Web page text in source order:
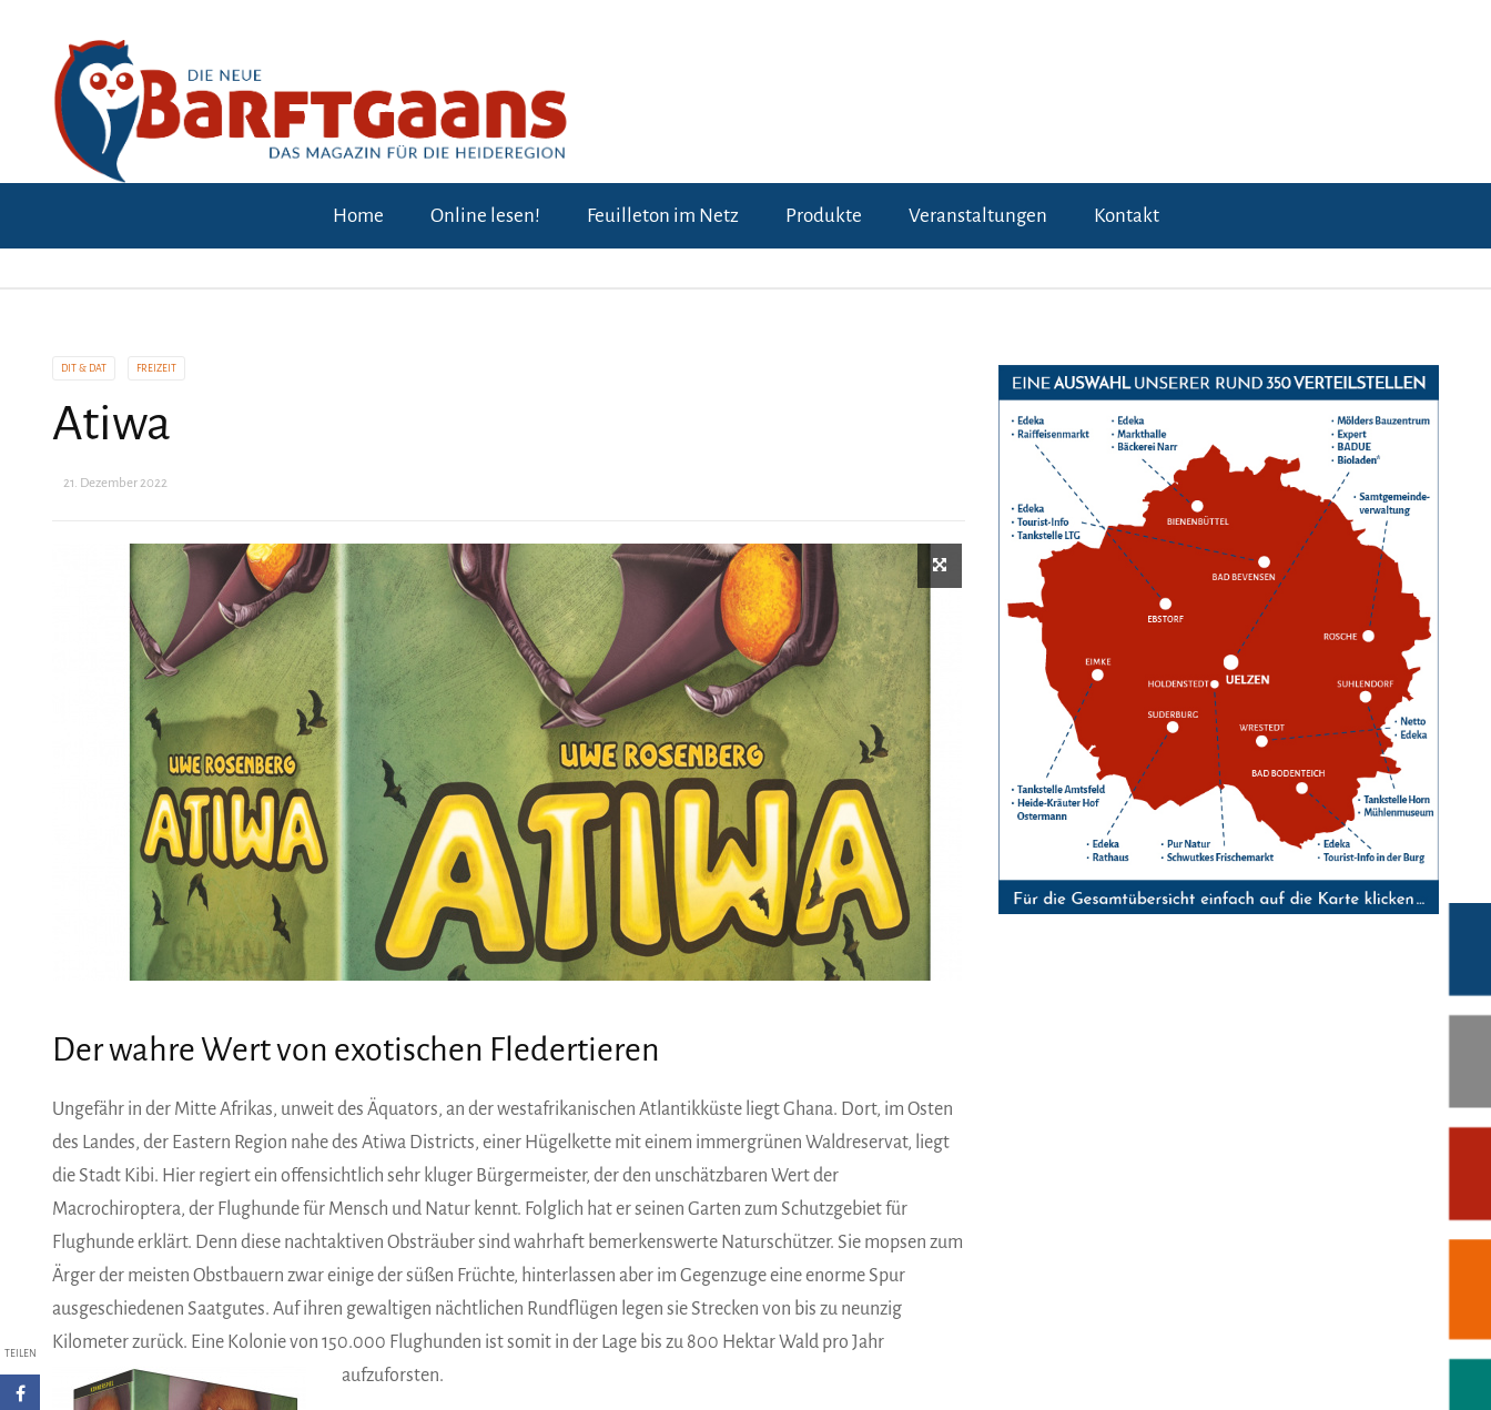
Home Online lesen! Feuilleton im Netz Produkte Veranstaltungen Kontakt
DIT & DAT FREIZEIT
Atiwa
21. Dezember 2022
TEILEN
Der wahre Wert von exotischen Fledertieren
Ungefähr in der Mitte Afrikas, unweit des Äquators, an der westafrikanischen Atlantikküste liegt Ghana. Dort, im Osten
des Landes, der Eastern Region nahe des Atiwa Districts, einer Hügelkette mit einem immergrünen Waldreservat, liegt
die Stadt Kibi. Hier regiert ein offensichtlich sehr kluger Bürgermeister, der den unschätzbaren Wert der
Macrochiroptera, der Flughunde für Mensch und Natur kennt. Folglich hat er seinen Garten zum Schutzgebiet für
Flughunde erklärt. Denn diese nachtaktiven Obsträuber sind wahrhaft bemerkenswerte Naturschützer. Sie mopsen zum
Ärger der meisten Obstbauern zwar einige der süßen Früchte, hinterlassen aber im Gegenzuge eine enorme Spur
ausgeschiedenen Saatgutes. Auf ihren gewaltigen nächtlichen Rundflügen legen sie Strecken von bis zu neunzig
Kilometer zurück. Eine Kolonie von 150.000 Flughunden ist somit in der Lage bis zu 800 Hektar Wald pro Jahr
aufzuforsten.